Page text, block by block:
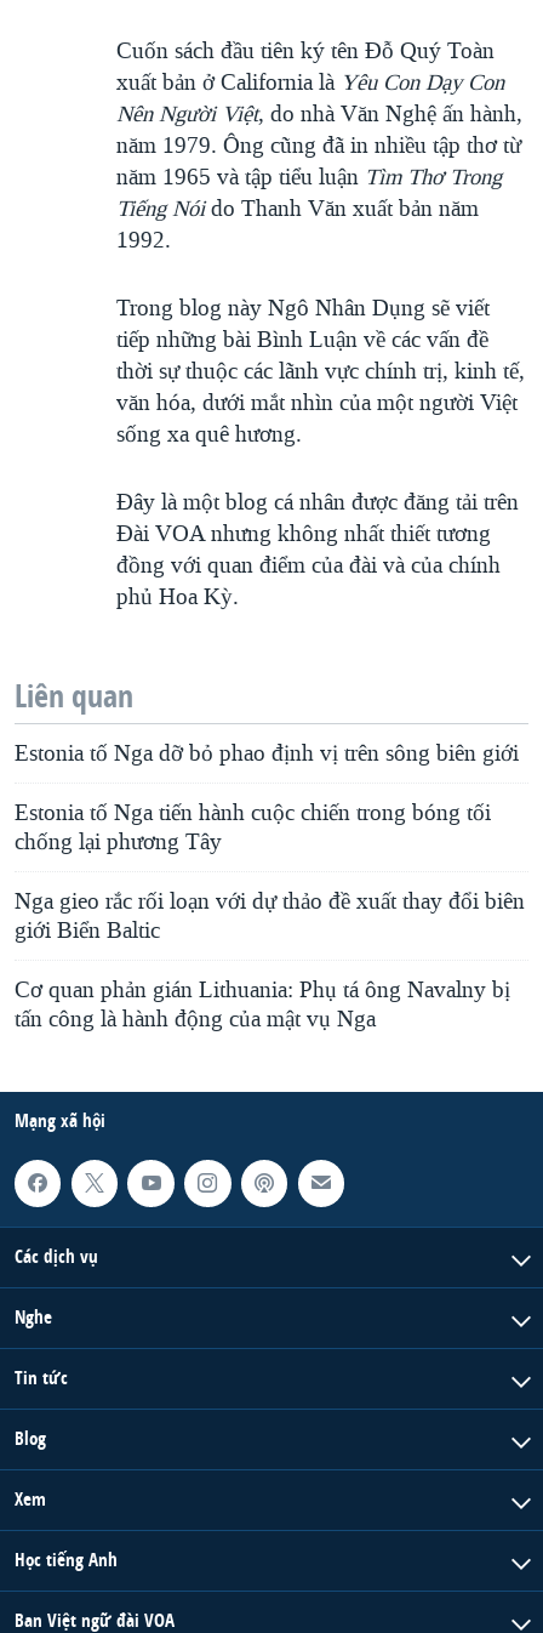
Cuốn sách đầu tiên ký tên Đỗ Quý Toàn
xuất bản ở California là Yêu Con Dạy Con
Nên Người Việt, do nhà Văn Nghệ ấn hành,
năm 1979. Ông cũng đã in nhiều tập thơ từ
năm 1965 và tập tiểu luận Tìm Thơ Trong
Tiếng Nóido Thanh Văn xuất bản năm
1992.
Trong blog này Ngô Nhân Dụng sẽ viết
tiếp những bài Bình Luận về các vấn đề
thời sự thuộc các lãnh vực chính trị, kinh tế,
văn hóa, dưới mắt nhìn của một người Việt
sống xa quê hương.
Đây là một blog cá nhân được đăng tải trên
Đài VOA nhưng không nhất thiết tương
đồng với quan điểm của đài và của chính
phủ Hoa Kỳ.
Liên quan
Estonia tố Nga dỡ bỏ phao định vị trên sông biên giới
Estonia tố Nga tiến hành cuộc chiến trong bóng tối
chống lại phương Tây
Nga gieo rắc rối loạn với dự thảo đề xuất thay đổi biên
giới Biển Baltic
Cơ quan phản gián Lithuania: Phụ tá ông Navalny bị
tấn công là hành động của mật vụ Nga
Mạng xã hội
Các dịch vụ
Nghe
Tin tức
Blog
Xem
Học tiếng Anh
Ban Việt ngữ đài VOA